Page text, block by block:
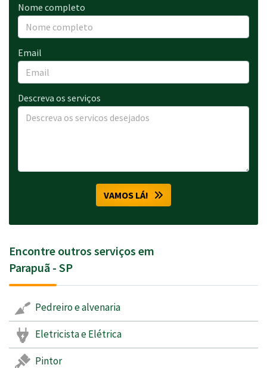
Nome completo
Email
Descreva os serviços
VAMOS LÁ!
Encontre outros serviços em
Parapuã - SP
Pedreiro e alvenaria
Eletricista e Elétrica
Pintor